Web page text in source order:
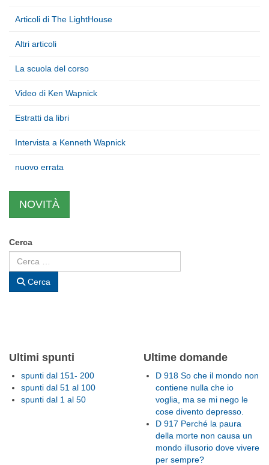
Articoli di The LightHouse
Altri articoli
La scuola del corso
Video di Ken Wapnick
Estratti da libri
Intervista a Kenneth Wapnick
nuovo errata
NOVITÀ
Cerca
Cerca
Ultimi spunti
spunti dal 151- 200
spunti dal 51 al 100
spunti dal 1 al 50
Ultime domande
D 918 So che il mondo non
contiene nulla che io
voglia, ma se mi nego le
cose divento depresso.
D 917 Perché la paura
della morte non causa un
mondo illusorio dove vivere
per sempre?